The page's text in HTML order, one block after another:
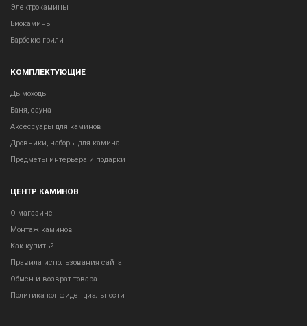
Электрокамины
Биокамины
Барбекю-грили
КОМПЛЕКТУЮЩИЕ
Дымоходы
Баня, сауна
Аксессуары для каминов
Дровники, наборы для камина
Предметы интерьера и подарки
ЦЕНТР КАМИНОВ
О магазине
Монтаж каминов
Как купить?
Правила использования сайта
Обмен и возврат товара
Политика конфиденциальности